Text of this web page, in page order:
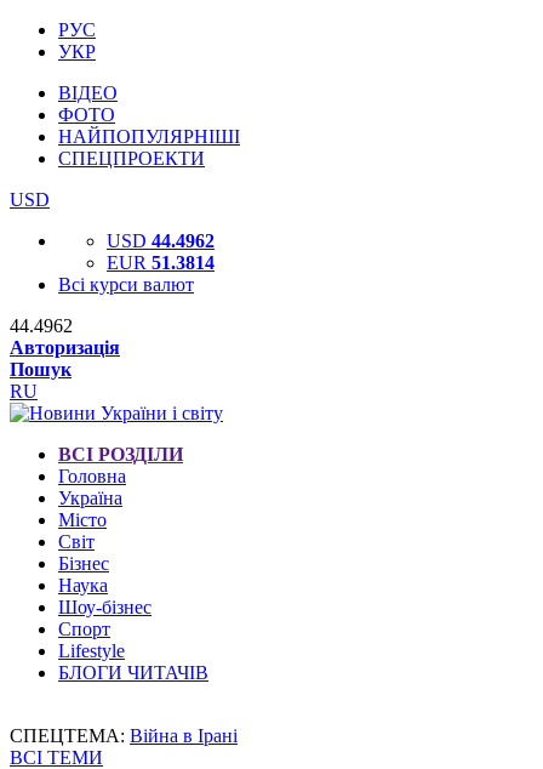
РУС
УКР
ВІДЕО
ФОТО
НАЙПОПУЛЯРНІШІ
СПЕЦПРОЕКТИ
USD
USD 44.4962
EUR 51.3814
Всі курси валют
44.4962
Авторизація
Пошук
RU
ВСІ РОЗДІЛИ
Головна
Україна
Місто
Світ
Бізнес
Наука
Шоу-бізнес
Спорт
Lifestyle
БЛОГИ ЧИТАЧІВ
СПЕЦТЕМА: Війна в Ірані
ВСІ ТЕМИ